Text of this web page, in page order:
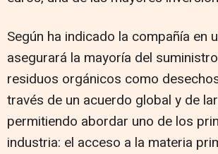
Según ha indicado la compañía en
asegurará la mayoría del
residuos orgánicos como
través de un acuerdo global y de
permitiendo abordar uno de los
industria: el acceso a la materia